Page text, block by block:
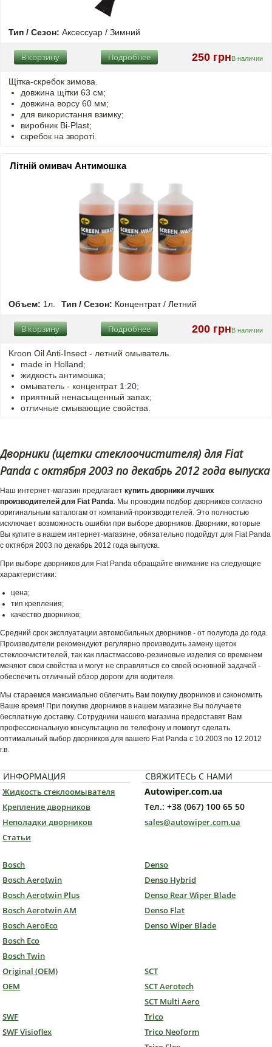
Тип / Сезон: Аксессуар / Зимний
250 грнВ наличии
Подробнее
В корзину
Щітка-скребок зимова.
довжина щітки 63 см;
довжина ворсу 60 мм;
для використання взимку;
виробник Bi-Plast;
скребок на звороті.
Літній омивач Антимошка
Объем: 1л. Тип / Сезон: Концентрат / Летний
200 грнВ наличии
Подробнее
В корзину
Kroon Oil Anti-Insect - летний омыватель.
made in Holland;
жидкость антимошка;
омыватель - концентрат 1:20;
приятный ненасыщенный запах;
отличные смывающие свойства.
Дворники (щетки стеклоочистителя) для Fiat
Panda с октября 2003 по декабрь 2012 года выпуска
Наш интернет-магазин предлагает купить дворники лучших
производителей для Fiat Panda. Мы проводим подбор дворников согласно
оригинальным каталогам от компаний-производителей. Это полностью
исключает возможность ошибки при выборе дворников. Дворники, которые
Вы купите в нашем интернет-магазине, обязательно подойдут для Fiat Panda
с октября 2003 по декабрь 2012 года выпуска.
При выборе дворников для Fiat Panda обращайте внимание на следующие
характеристики:
цена;
тип крепления;
качество дворников;
Средний срок эксплуатации автомобильных дворников - от полугода до года.
Производители рекомендуют регулярно производить замену щеток
стеклоочистителей, так как пластмассово-резиновые изделия со временем
меняют свои свойства и могут не справляться со своей основной задачей -
обеспечить отличный обзор дороги для водителя.
Мы стараемся максимально облегчить Вам покупку дворников и сэкономить
Ваше время! При покупке дворников в нашем магазине Вы получаете
бесплатную доставку. Сотрудники нашего магазина предоставят Вам
профессиональную консультацию по телефону и помогут сделать
оптимальный выбор дворников для вашего Fiat Panda с 10.2003 по 12.2012
г.в.
ИНФОРМАЦИЯ
Жидкость стеклоомывателя
Крепление дворников
Неполадки дворников
Статьи
СВЯЖИТЕСЬ С НАМИ
Autowiper.com.ua
Тел.: +38 (067) 100 65 50
sales@autowiper.com.ua
Bosch
Bosch Aerotwin
Bosch Aerotwin Plus
Bosch Aerotwin AM
Bosch AeroEco
Bosch Eco
Bosch Twin
Denso
Denso Hybrid
Denso Rear Wiper Blade
Denso Flat
Denso Wiper Blade
Original (OEM)
OEM
SCT
SCT Aerotech
SCT Multi Aero
SWF
SWF Visioflex
Trico
Trico Neoform